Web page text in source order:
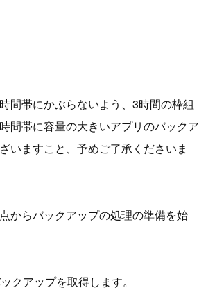
間帯にかぶらないよう、3時間の枠組
間帯に容量の大きいアプリのバックア
いますこと、予めご了承くださいま
からバックアップの処理の準備を始
クアップを取得します。